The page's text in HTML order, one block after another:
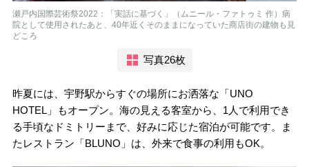
瀬戸内国際芸術祭2022：「実話に基づく」（ムニール・ファトゥミ 作）病
院として使用されたあと、40年近くそのままになっていた商店街の建物も見
どころ
写真26枚
昨夏には、宇野駅からすぐの場所にお洒落な「UNO
HOTEL」もオープン。海の見える客室から、1人で利用でき
る手頃なドミトリーまで、好みに応じた宿泊が可能です。ま
たレストラン「BLUNO」は、外来で食事の利用もOK。